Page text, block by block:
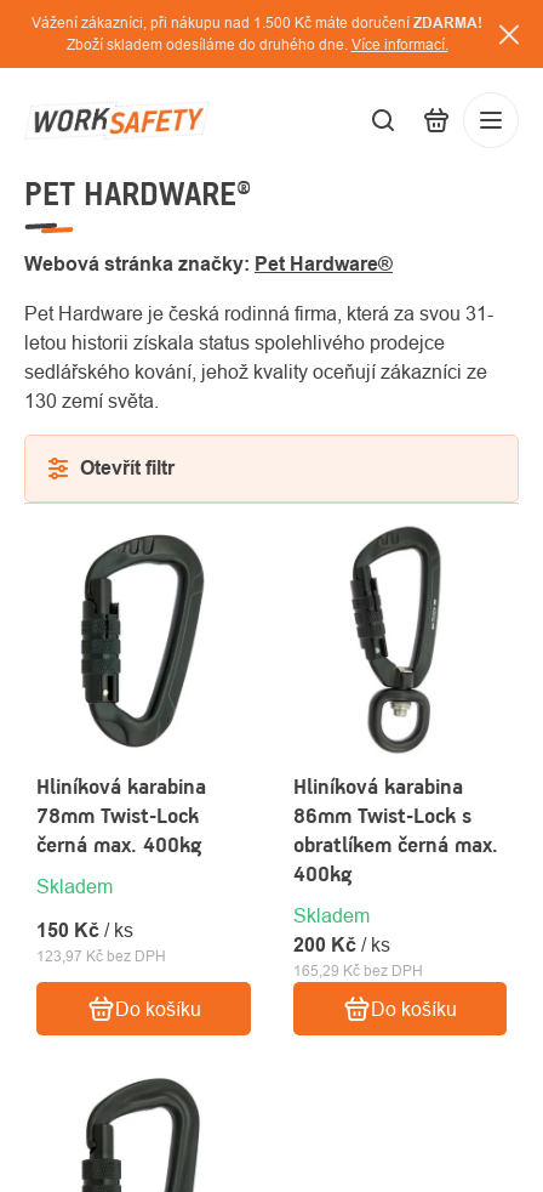
Přejít
obsah
Vážení zákazníci, při nákupu nad 1.500 Kč máte doručení ZDARMA!
Zboží skladem odesíláme do druhého dne. Více informací.
PET HARDWARE®
Webová stránka značky: Pet Hardware®
Pet Hardware je česká rodinná firma, která za svou 31-
letou historii získala status spolehlivého prodejce
sedlářského kování, jehož kvality oceňují zákazníci ze
130 zemí světa.
Otevřít filtr
PRODUKTŮ
Hliníková karabina
78mm Twist-Lock
černá max. 400kg
Skladem
123,97 Kč bez DPH
150 Kč / ks
Do košíku
Hliníková karabina
86mm Twist-Lock s
obratlíkem černá max.
400kg
Skladem
165,29 Kč bez DPH
200 Kč / ks
Do košíku